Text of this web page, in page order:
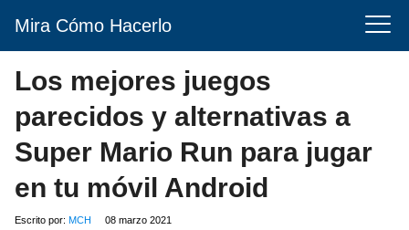
Mira Cómo Hacerlo
Los mejores juegos
parecidos y alternativas a
Super Mario Run para jugar
en tu móvil Android
Escrito por: MCH 08 marzo 2021